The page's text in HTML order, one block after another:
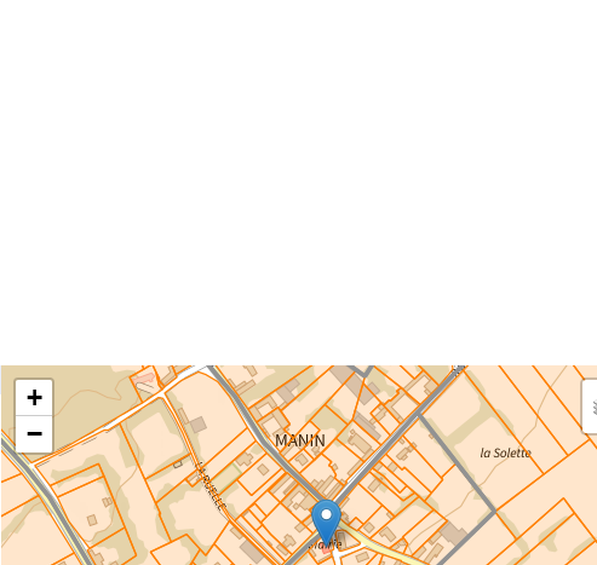
+
−Saisissez les surfaces aménagées par le projet
Surfaces à prendre en compte : bâti, voirie, espaces verts,
remblais et bassins — impacts définitifs et temporaires